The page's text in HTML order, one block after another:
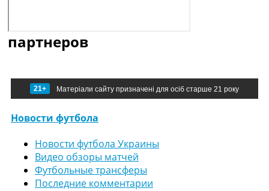
партнеров
21+ Матеріали сайту призначені для осіб старше 21 року
Новости футбола
Новости футбола Украины
Видео обзоры матчей
Футбольные трансферы
Последние комментарии